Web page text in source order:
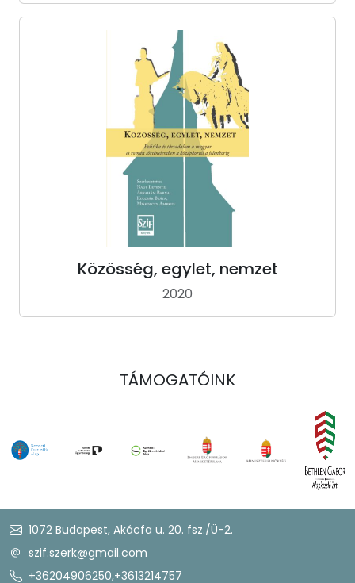
Közösség, egylet, nemzet
2020
TÁMOGATÓINK
1072 Budapest, Akácfa u. 20. fsz./Ü-2.
szif.szerk@gmail.com
+36204906250,+3613214757